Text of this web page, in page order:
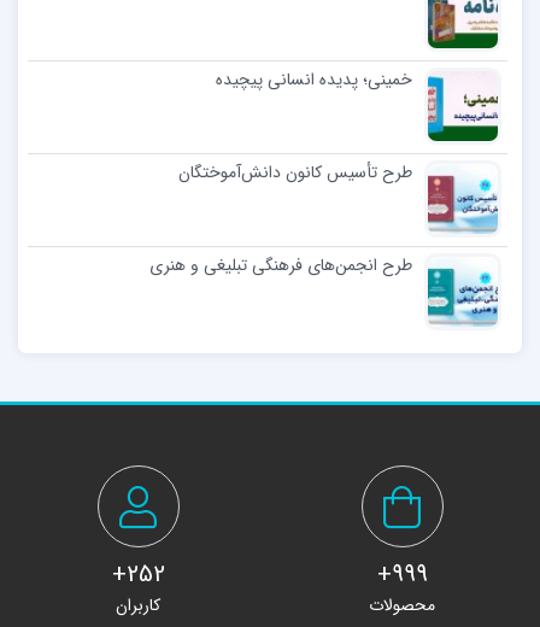
خمینی؛ پدیده انسانی پیچیده
طرح تأسیس کانون دانش‌آموختگان
طرح انجمن‌های فرهنگی تبلیغی و هنری
999+
محصولات
252+
کاربران